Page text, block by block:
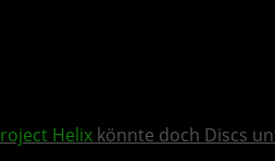
Helix könnte doch Discs